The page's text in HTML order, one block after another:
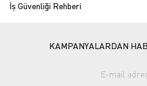
İş Güvenliği Rehberi
KAMPANYALARDAN